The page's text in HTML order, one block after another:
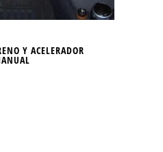
Y ACELERADOR